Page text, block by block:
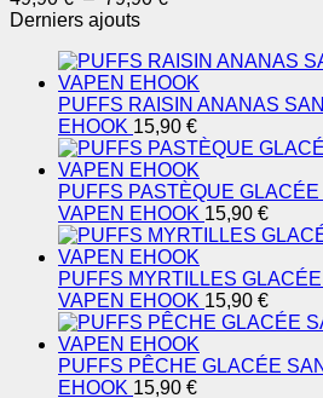
49,90 €
à
79,90 €
Derniers ajouts
PUFFS RAISIN ANANAS
EHOOK 15,90 €
PUFFS PASTÈQUE
VAPEN EHOOK 15,90 €
PUFFS MYRTILLES
VAPEN EHOOK 15,90 €
PUFFS PÊCHE GLACÉE
EHOOK 15,90 €